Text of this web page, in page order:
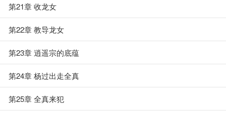
第21章 收龙女
第22章 教导龙女
第23章 逍遥宗的底蕴
第24章 杨过出走全真
第25章 全真来犯